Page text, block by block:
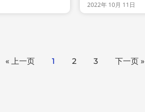
2022年 10月 11日
« 上一页 1 2 3 下一页 »